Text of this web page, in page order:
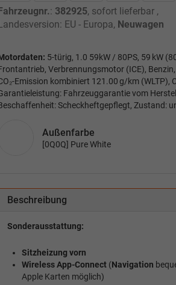
: 382925, sofort lieferbar,
EU - Europa, Neuwagen
5-türig, 1.0 59kW / 80PS, 59 kW
Verbrennungsmotor (ICE),
Emission kombiniert 121.00 g/km (WLTP),
Fahrzeuggarantie vom
Scheckheftgepflegt, Zustand:
Außenfarbe
[0Q0Q] Pure White
Beschreibung
Sonderausstattung:
Sitzheizung vorn
Wireless App-Connect (Navigation
Apple Karten möglich)